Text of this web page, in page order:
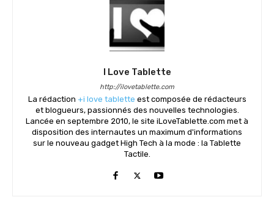
I Love Tablette
http://ilovetablette.com
La rédaction +i love tablette est composée de rédacteurs
et blogueurs, passionnés des nouvelles technologies.
Lancée en septembre 2010, le site iLoveTablette.com met à
disposition des internautes un maximum d'informations
sur le nouveau gadget High Tech à la mode : la Tablette
Tactile.